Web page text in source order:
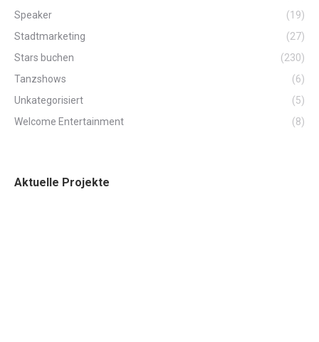
Speaker
(19)
Stadtmarketing
(27)
Stars buchen
(230)
Tanzshows
(6)
Unkategorisiert
(5)
Welcome Entertainment
(8)
Aktuelle Projekte